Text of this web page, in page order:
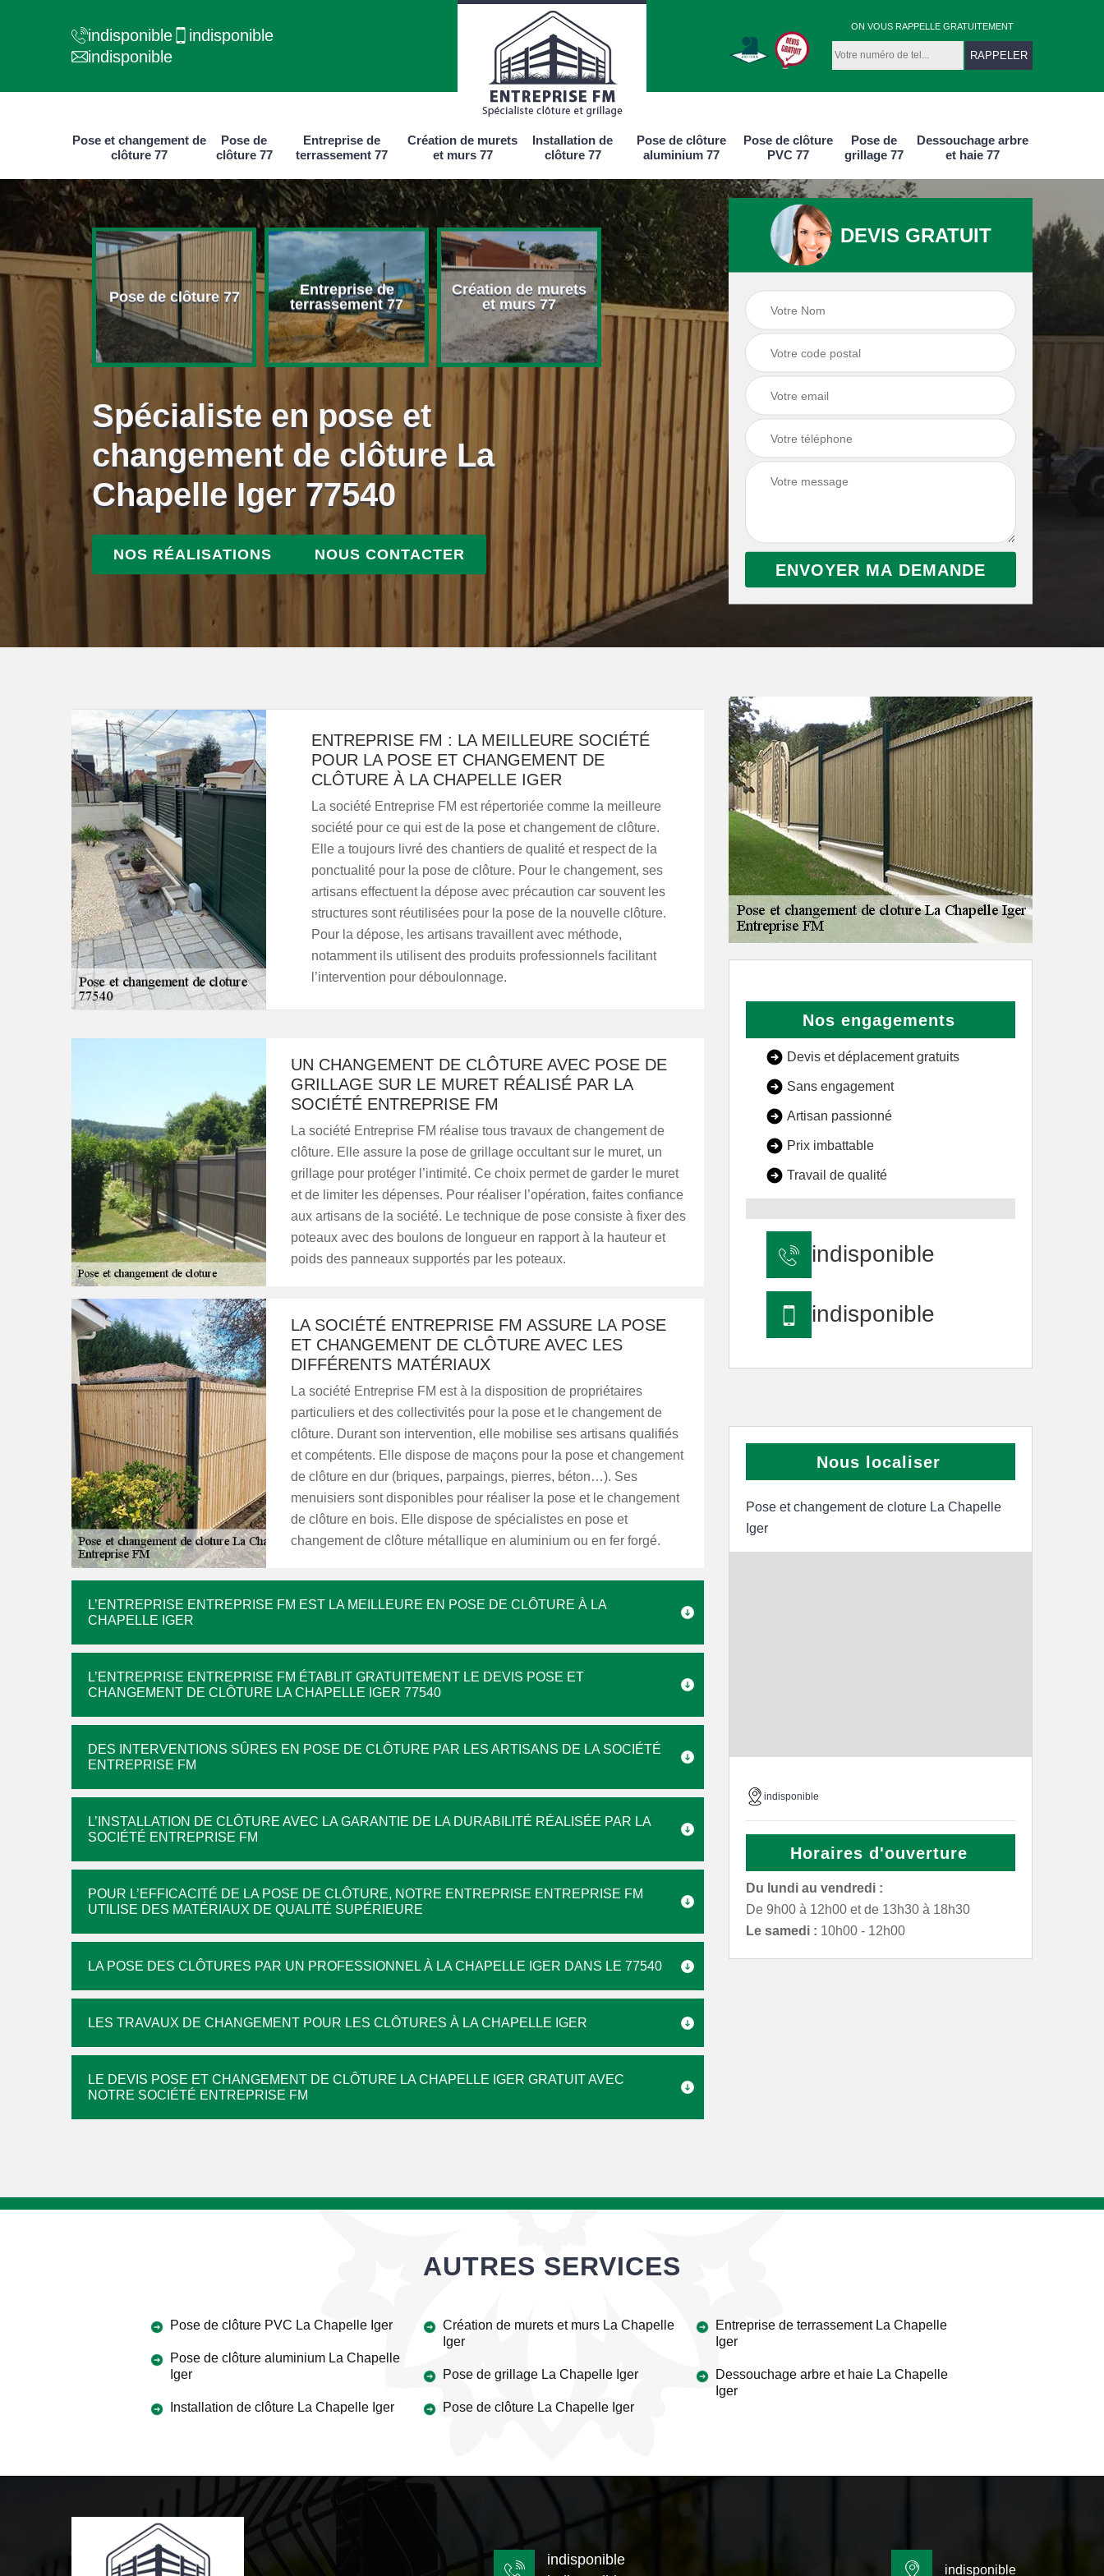
indisponible
indisponible
indisponible
ON VOUS RAPPELLE GRATUITEMENT
Pose et changement de
clôture 77
Pose de
clôture 77
Entreprise de
terrassement 77
Création de murets
et murs 77
Installation de
clôture 77
Pose de clôture
aluminium 77
Pose de clôture
PVC 77
Pose de
grillage 77
Dessouchage arbre
et haie 77
et
de
Pose de clôture 77
Entreprise de
terrassement 77
Création de murets
et murs 77
Installation de
clôture 77
Pose de clôture
Pose de clôture
PVC 77
Spécialiste en pose et
changement de clôture La
Chapelle Iger 77540
NOS RÉALISATIONS NOUS CONTACTER
DEVIS GRATUIT
ENTREPRISE FM : LA MEILLEURE SOCIÉTÉ
POUR LA POSE ET CHANGEMENT DE
CLÔTURE À LA CHAPELLE IGER
La société Entreprise FM est répertoriée comme la meilleure
société pour ce qui est de la pose et changement de clôture.
Elle a toujours livré des chantiers de qualité et respect de la
ponctualité pour la pose de clôture. Pour le changement, ses
artisans effectuent la dépose avec précaution car souvent les
structures sont réutilisées pour la pose de la nouvelle clôture.
Pour la dépose, les artisans travaillent avec méthode,
notamment ils utilisent des produits professionnels facilitant
l’intervention pour déboulonnage.
UN CHANGEMENT DE CLÔTURE AVEC POSE DE
GRILLAGE SUR LE MURET RÉALISÉ PAR LA
SOCIÉTÉ ENTREPRISE FM
La société Entreprise FM réalise tous travaux de changement de
clôture. Elle assure la pose de grillage occultant sur le muret, un
grillage pour protéger l’intimité. Ce choix permet de garder le muret
et de limiter les dépenses. Pour réaliser l’opération, faites confiance
aux artisans de la société. Le technique de pose consiste à fixer des
poteaux avec des boulons de longueur en rapport à la hauteur et
poids des panneaux supportés par les poteaux.
LA SOCIÉTÉ ENTREPRISE FM ASSURE LA POSE
ET CHANGEMENT DE CLÔTURE AVEC LES
DIFFÉRENTS MATÉRIAUX
La société Entreprise FM est à la disposition de propriétaires
particuliers et des collectivités pour la pose et le changement de
clôture. Durant son intervention, elle mobilise ses artisans qualifiés
et compétents. Elle dispose de maçons pour la pose et changement
de clôture en dur (briques, parpaings, pierres, béton…). Ses
menuisiers sont disponibles pour réaliser la pose et le changement
de clôture en bois. Elle dispose de spécialistes en pose et
changement de clôture métallique en aluminium ou en fer forgé.
L’ENTREPRISE ENTREPRISE FM EST LA MEILLEURE EN POSE DE CLÔTURE À LA
CHAPELLE IGER
L’ENTREPRISE ENTREPRISE FM ÉTABLIT GRATUITEMENT LE DEVIS POSE ET
CHANGEMENT DE CLÔTURE LA CHAPELLE IGER 77540
DES INTERVENTIONS SÛRES EN POSE DE CLÔTURE PAR LES ARTISANS DE LA SOCIÉTÉ
ENTREPRISE FM
L’INSTALLATION DE CLÔTURE AVEC LA GARANTIE DE LA DURABILITÉ RÉALISÉE PAR LA
SOCIÉTÉ ENTREPRISE FM
POUR L’EFFICACITÉ DE LA POSE DE CLÔTURE, NOTRE ENTREPRISE ENTREPRISE FM
UTILISE DES MATÉRIAUX DE QUALITÉ SUPÉRIEURE
LA POSE DES CLÔTURES PAR UN PROFESSIONNEL À LA CHAPELLE IGER DANS LE 77540
LES TRAVAUX DE CHANGEMENT POUR LES CLÔTURES À LA CHAPELLE IGER
LE DEVIS POSE ET CHANGEMENT DE CLÔTURE LA CHAPELLE IGER GRATUIT AVEC
NOTRE SOCIÉTÉ ENTREPRISE FM
Nos engagements
Devis et déplacement gratuits
Sans engagement
Artisan passionné
Prix imbattable
Travail de qualité
indisponible
indisponible
Nous localiser
Pose et changement de cloture La Chapelle
Iger
indisponible
Horaires d'ouverture
Du lundi au vendredi :
De 9h00 à 12h00 et de 13h30 à 18h30
Le samedi : 10h00 - 12h00
AUTRES SERVICES
Pose de clôture PVC La Chapelle Iger
Pose de clôture aluminium La Chapelle
Iger
Installation de clôture La Chapelle Iger
Création de murets et murs La Chapelle
Iger
Pose de grillage La Chapelle Iger
Pose de clôture La Chapelle Iger
Entreprise de terrassement La Chapelle
Iger
Dessouchage arbre et haie La Chapelle
Iger
indisponible
indisponible